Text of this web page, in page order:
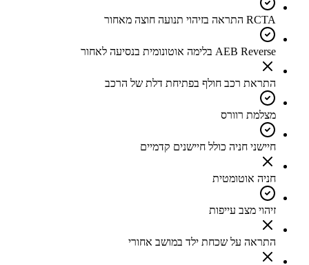
RCTA התראה בזיהוי תנועה חוצה מאחור
AEB Reverse בלימה אוטונומית בנסיעה לאחור
התראת רכב חולף בפתיחת דלת של הרכב
מצלמת רוורס
חיישני חניה כולל חיישנים קדמיים
חניה אוטומטית
זיהוי מצב עייפות
התראה על שכחת ילד במושב אחורי